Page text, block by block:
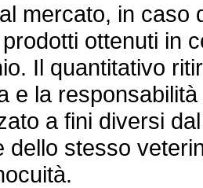
in caso
ottenuti in
Il quantitativo
e la
a fini diversi
dello stesso